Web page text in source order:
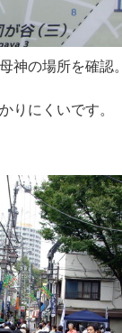
神の場所を確認。
りにくいです。